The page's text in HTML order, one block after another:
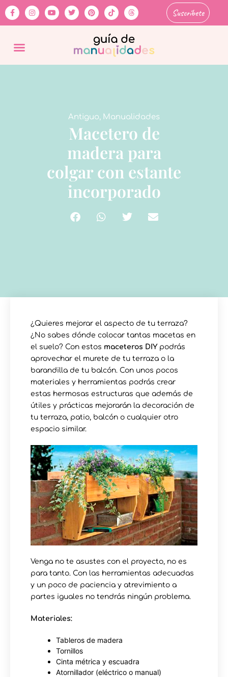
Suscríbete
Antiguo, Manualidades
Macetero de
madera para
colgar con estante
incorporado
¿Quieres mejorar el aspecto de tu terraza?
¿No sabes dónde colocar tantas macetas en
el suelo? Con estos maceteros DIY podrás
aprovechar el murete de tu terraza o la
barandilla de tu balcón. Con unos pocos
materiales y herramientas podrás crear
estas hermosas estructuras que además de
útiles y prácticas mejorarán la decoración de
tu terraza, patio, balcón o cualquier otro
espacio similar.
Venga no te asustes con el proyecto, no es
para tanto. Con las herramientas adecuadas
y un poco de paciencia y atrevimiento a
partes iguales no tendrás ningún problema.
Materiales:
Tableros de madera
Tornillos
Cinta métrica y escuadra
Atornillador (eléctrico o manual)